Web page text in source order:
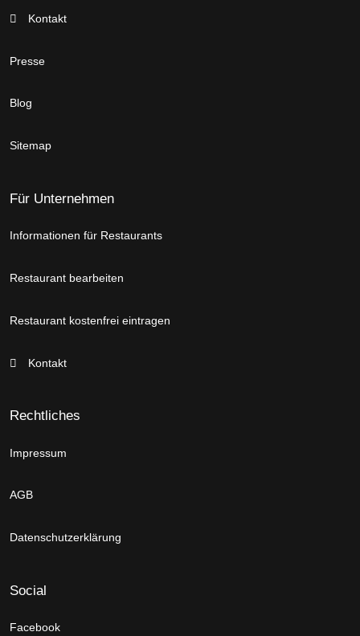
Kontakt
Presse
Blog
Sitemap
Für Unternehmen
Informationen für Restaurants
Restaurant bearbeiten
Restaurant kostenfrei eintragen
Kontakt
Rechtliches
Impressum
AGB
Datenschutzerklärung
Social
Facebook